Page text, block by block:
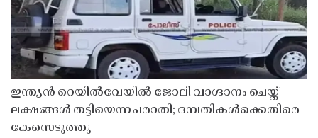
ഇന്ത്യൻ റെയിൽവേയിൽ ജോലി വാഗ്ദാനം ചെയ്ത്
ലക്ഷങ്ങൾ തട്ടിയെന്ന പരാതി; ദമ്പതികൾക്കെതിരെ
കേസെടുത്തു